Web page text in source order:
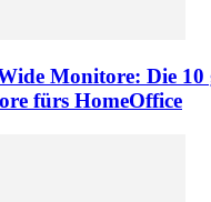
Monitore: Die 10
fürs HomeOffice